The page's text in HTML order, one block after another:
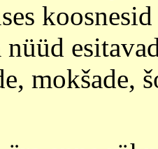
nüüd
mokšade,